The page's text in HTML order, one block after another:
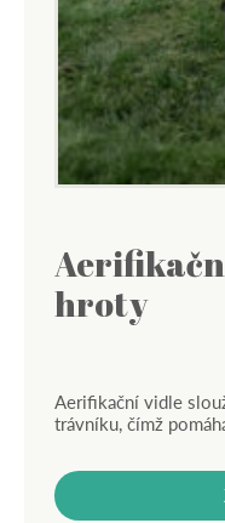
hroty
Aerifikační vidle
trávníku, čímž